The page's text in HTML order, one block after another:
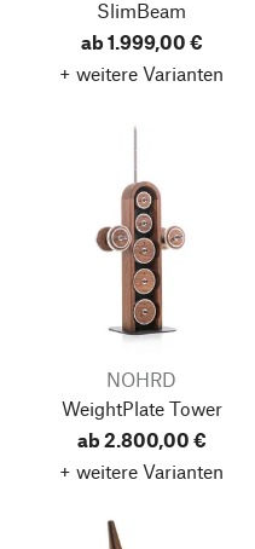
SlimBeam
ab 1.999,00 €
+ weitere Varianten
NOHRD
WeightPlate Tower
ab 2.800,00 €
+ weitere Varianten